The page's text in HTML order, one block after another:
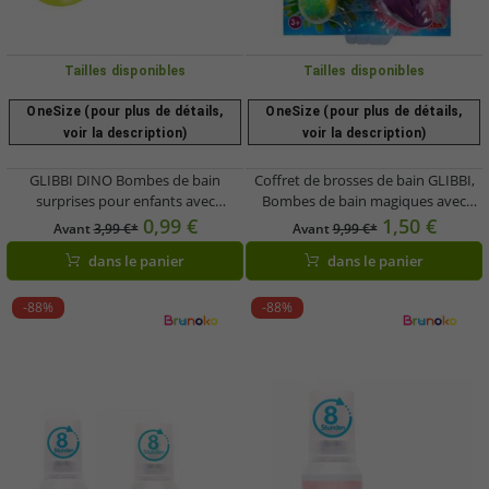
Tailles disponibles
OneSize (pour plus de détails,
voir la description)
GLIBBI DINO Bombes de bain
surprises pour enfants avec
figurines de dinosaures à
collectionner, dès 3 ans, 100 g,
105953717, bleu, vert ou orange
Avant3,99 €* 0,99 €
dans le panier
Tailles disponibles
OneSize (pour plus de détails,
voir la description)
Coffret de brosses de bain GLIBBI,
Bombes de bain magiques avec
brosses à paillettes, Rechargeable (3
x 30 g), 105953570,
Violet/Multicolore
Avant9,99 €* 1,50 €
dans le panier
-88% -88%